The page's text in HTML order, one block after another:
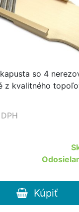
so 4
z kvalitného
Kúpiť